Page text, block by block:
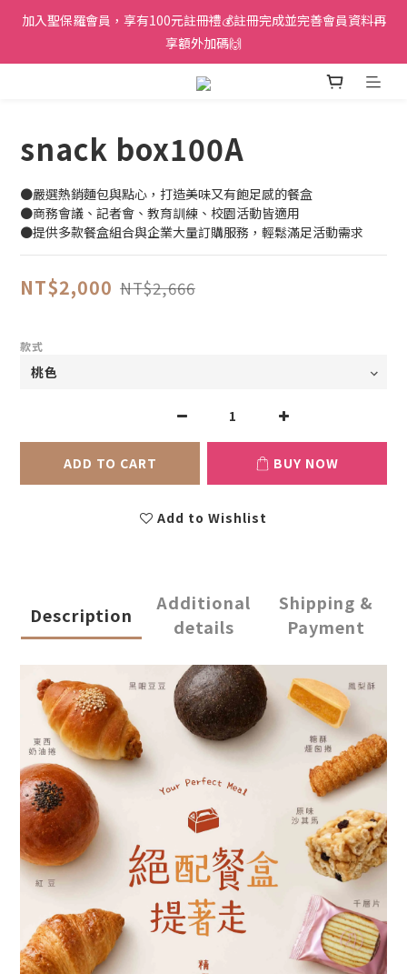
加入聖保羅會員，享有100元註冊禮💰註冊完成並完善會員資料再
享額外加碼🙌
snack box100A
●嚴選熱銷麵包與點心，打造美味又有飽足感的餐盒
●商務會議、記者會、教育訓練、校園活動皆適用
●提供多款餐盒組合與企業大量訂購服務，輕鬆滿足活動需求
NT$2,000 NT$2,666
款式
ADD TO CART BUY NOW
Add to Wishlist
Description
Additional
details
Shipping &
Payment